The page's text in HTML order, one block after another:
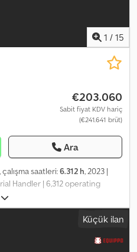
1 / 15
€203.060
Sabit fiyat KDV hariç
(€241.641 brüt)
Ara
, çalışma saatleri:6.312 h, 2023 |
Handler | 6,312 operating
available to your location –
transport costs! 💰 Buy
Offer. Payment upon delivery
to approval)* 👷‍♂️ Inspected
Ankjk 58 inspection
Küçük ilan